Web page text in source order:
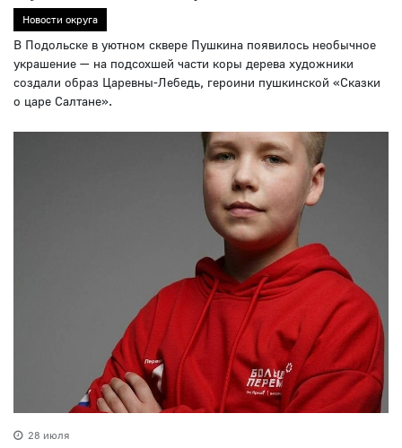
Новости округа
В Подольске в уютном сквере Пушкина появилось необычное
украшение — на подсохшей части коры дерева художники
создали образ Царевны-Лебедь, героини пушкинской «Сказки
о царе Салтане».
28 июля